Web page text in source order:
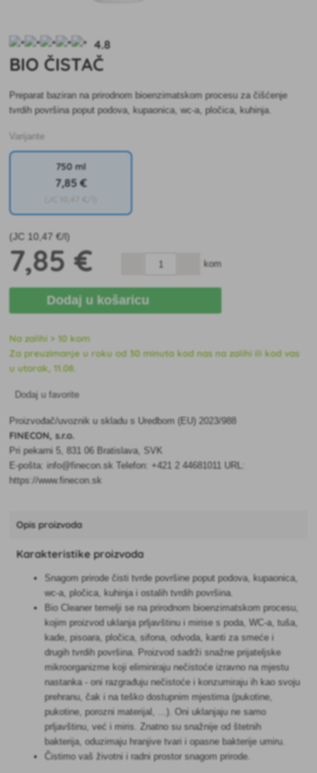
4.8
BIO ČISTAČ
Preparat baziran na prirodnom bioenzimatskom procesu za čišćenje
tvrdih površina poput podova, kupaonica, wc-a, pločica, kuhinja.
Varijante
750 ml
7,85 €
,47 €/l)
(JC 10,47 €/l)
7,85 € kom
Dodaj u košaricu
Na zalihi > 10 kom
Za preuzimanje u roku od 30 minuta kod nas na zalihi ili kod vas
u utorak, 11.08.
Dodaj u favorite
Proizvođač/uvoznik u skladu s Uredbom (EU) 2023/988
FINECON, s.r.o.
Pri pekarni 5, 831 06 Bratislava, SVK
E-pošta: info@finecon.sk Telefon: +421 2 44681011 URL:
https://www.finecon.sk
Opis proizvoda
Karakteristike proizvoda
Snagom prirode čisti tvrde površine poput podova, kupaonica,
wc-a, pločica, kuhinja i ostalih tvrdih površina.
Bio Cleaner temelji se na prirodnom bioenzimatskom procesu,
kojim proizvod uklanja prljavštinu i mirise s poda, WC-a, tuša,
kade, pisoara, pločica, sifona, odvoda, kanti za smeće i
drugih tvrdih površina. Proizvod sadrži snažne prijateljske
mikroorganizme koji eliminiraju nečistoće izravno na mjestu
nastanka - oni razgrađuju nečistoće i konzumiraju ih kao svoju
prehranu, čak i na teško dostupnim mjestima (pukotine,
pukotine, porozni materijal, ...). Oni uklanjaju ne samo
prljavštinu, već i miris. Znatno su snažnije od štetnih
bakterija, oduzimaju hranjive tvari i opasne bakterije umiru.
Čistimo vaš životni i radni prostor snagom prirode.